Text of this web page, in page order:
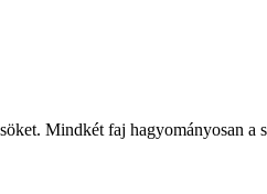
Mindkét faj hagyományosan a